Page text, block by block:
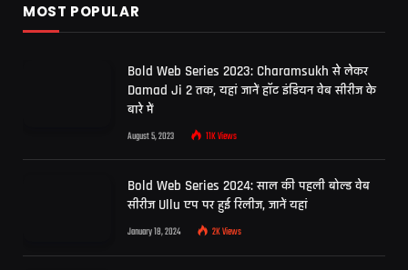
MOST POPULAR
Bold Web Series 2023: Charamsukh से लेकर
Damad Ji 2 तक, यहां जानें हॉट इंडियन वेब सीरीज के
बारे में
August 5, 2023 11KViews
Bold Web Series 2024: साल की पहली बोल्ड वेब
सीरीज Ullu एप पर हुई रिलीज, जानें यहां
January 18, 2024 2KViews